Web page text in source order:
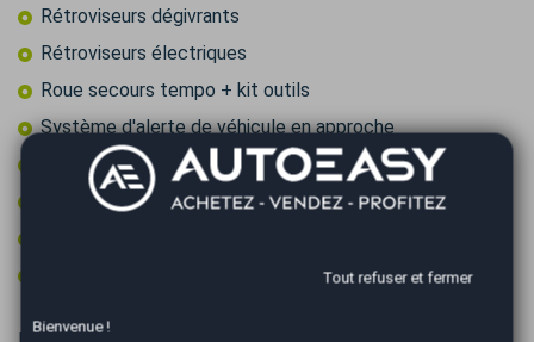
Rétroviseurs dégivrants
Rétroviseurs électriques
Roue secours tempo + kit outils
Système d'alerte de véhicule en approche
Système de détection d'obstacles
Système de détection de somnolence
Tout refuser et fermer
Bienvenue !